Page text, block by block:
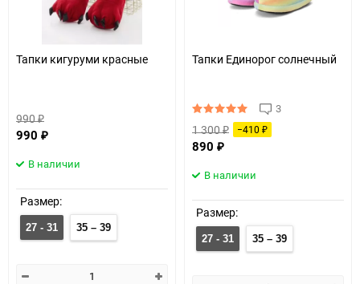
Тапки кигуруми красные
990₽
990 ₽
В наличии
Размер:
27 - 31 35 – 39
Тапки Единорог солнечный
3
1 300₽ −410 ₽
890 ₽
В наличии
Размер:
27 - 31 35 – 39